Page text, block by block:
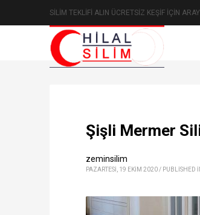
SİLİM TEKLİFİ ALIN ÜCRETSİZ KEŞİF İÇİN
Şişli Mermer
zeminsilim
PAZARTESI, 19 EKIM 2020 / PUBLISHED